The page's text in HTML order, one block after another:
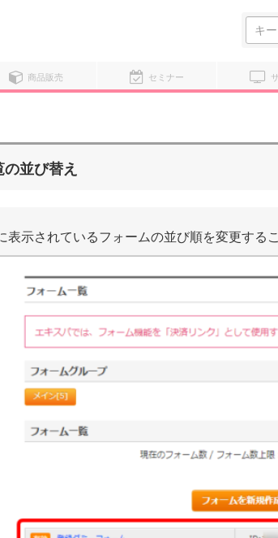
検
商品販売 セミナー
並び替え
表示されているフォームの並び順を変更する